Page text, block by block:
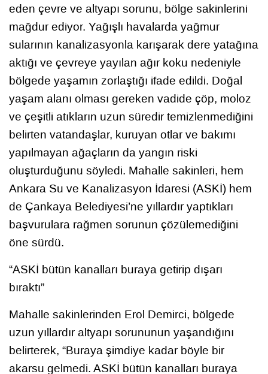
eden çevre ve altyapı sorunu, bölge sakinlerini
mağdur ediyor. Yağışlı havalarda yağmur
sularının kanalizasyonla karışarak dere yatağına
aktığı ve çevreye yayılan ağır koku nedeniyle
bölgede yaşamın zorlaştığı ifade edildi. Doğal
yaşam alanı olması gereken vadide çöp, moloz
ve çeşitli atıkların uzun süredir temizlenmediğini
belirten vatandaşlar, kuruyan otlar ve bakımı
yapılmayan ağaçların da yangın riski
oluşturduğunu söyledi. Mahalle sakinleri, hem
Ankara Su ve Kanalizasyon İdaresi (ASKİ) hem
de Çankaya Belediyesi’ne yıllardır yaptıkları
başvurulara rağmen sorunun çözülemediğini
öne sürdü.
“ASKİ bütün kanalları buraya getirip dışarı
bıraktı”
Mahalle sakinlerinden Erol Demirci, bölgede
uzun yıllardır altyapı sorununun yaşandığını
belirterek, “Buraya şimdiye kadar böyle bir
akarsu gelmedi. ASKİ bütün kanalları buraya